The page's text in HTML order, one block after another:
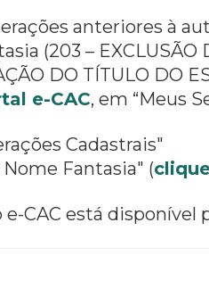
anteriores à
(203 –
DO TÍTULO DO
e-CAC, em “Meus
Cadastrais"
Fantasia" (
CAC está disponível